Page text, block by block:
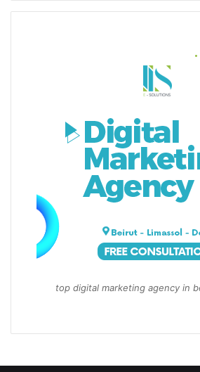
top digital marketing agency in